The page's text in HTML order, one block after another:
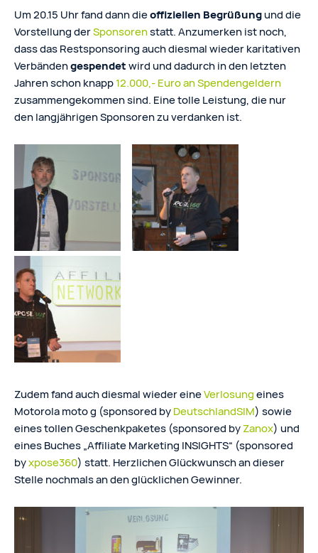
Um 20.15 Uhr fand dann dieoffiziellen Begrüßungund die
Vorstellung derSponsorenstatt. Anzumerken ist noch,
dass das Restsponsoring auch diesmal wieder karitativen
Verbändengespendetwird und dadurch in den letzten
Jahren schon knapp12.000,- Euro an Spendengeldern
zusammengekommen sind. Eine tolle Leistung, die nur
den langjährigen Sponsoren zu verdanken ist.
Zudem fand auch diesmal wieder eineVerlosungeines
Motorola moto g (sponsored byDeutschlandSIM) sowie
eines tollen Geschenkpaketes (sponsored byZanox) und
eines Buches „Affiliate Marketing INSIGHTS“ (sponsored
byxpose360) statt. Herzlichen Glückwunsch an dieser
Stelle nochmals an den glücklichen Gewinner.